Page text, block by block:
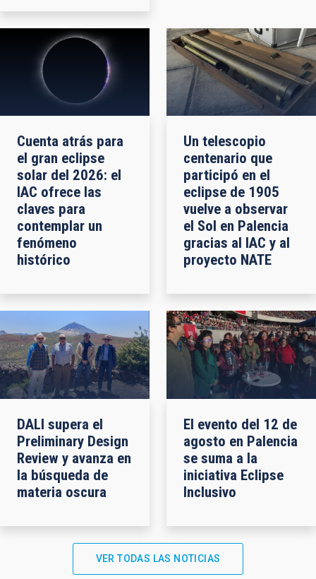
Cuenta atrás para
el gran eclipse
solar del 2026: el
IAC ofrece las
claves para
contemplar un
fenómeno
histórico
Un telescopio
centenario que
participó en el
eclipse de 1905
vuelve a observar
el Sol en Palencia
gracias al IAC y al
proyecto NATE
DALI supera el
Preliminary Design
Review y avanza en
la búsqueda de
materia oscura
El evento del 12 de
agosto en Palencia
se suma a la
iniciativa Eclipse
Inclusivo
VER TODAS LAS NOTICIAS